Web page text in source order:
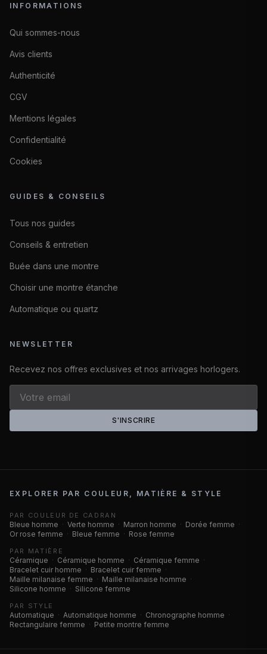
INFORMATIONS
Qui sommes-nous
Avis clients
Authenticité
CGV
Mentions légales
Confidentialité
Cookies
GUIDES & CONSEILS
Tous nos guides
Conseils & entretien
Buée dans une montre
Choisir une montre étanche
Automatique ou quartz
NEWSLETTER
Recevez nos offres exclusives et nos arrivages horlogers.
S'INSCRIRE
EXPLORER PAR COULEUR, MATIÈRE & STYLE
PAR COULEUR DE CADRAN
Bleue homme · Verte homme · Marron homme · Dorée femme ·
Or rose femme · Bleue femme · Rose femme
PAR MATIÈRE
Céramique · Céramique homme · Céramique femme ·
Bracelet cuir homme · Bracelet cuir femme ·
Maille milanaise femme · Maille milanaise homme ·
Silicone homme · Silicone femme
PAR STYLE
Automatique · Automatique homme · Chronographe homme ·
Rectangulaire femme · Petite montre femme